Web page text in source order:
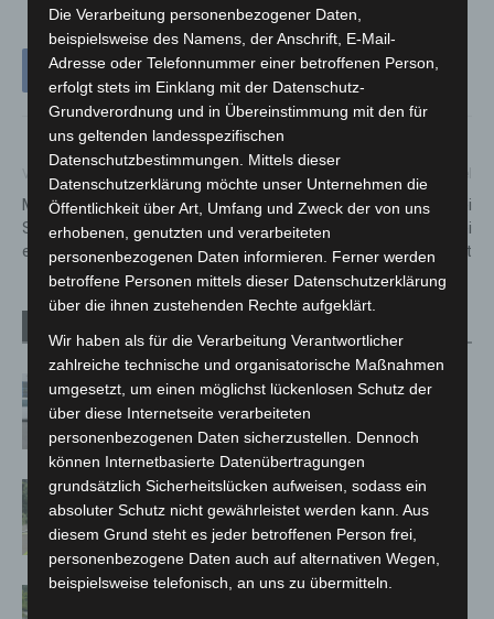
Maschinenperfusion für
Spendernieren an der MHH
erfolgreich etabliert
Steintor: Pfefferspray bei
Streit eingesetzt – Polizei
ermittelt
Niedersachsen: Feuerwehrkräfte
kehren nach Waldbrandeinsatz aus
Spanien zurück
Brand im „Haus der Begegnung“ in
Neuwarmbüchen schnell eingedämmt
Region Hannover: 21 neue
Die Verarbeitung personenbezogener Daten,
beispielsweise des Namens, der Anschrift, E-Mail-
Adresse oder Telefonnummer einer betroffenen Person,
erfolgt stets im Einklang mit der Datenschutz-
Grundverordnung und in Übereinstimmung mit den für
uns geltenden landesspezifischen
Datenschutzbestimmungen. Mittels dieser
Datenschutzerklärung möchte unser Unternehmen die
Öffentlichkeit über Art, Umfang und Zweck der von uns
erhobenen, genutzten und verarbeiteten
personenbezogenen Daten informieren. Ferner werden
betroffene Personen mittels dieser Datenschutzerklärung
über die ihnen zustehenden Rechte aufgeklärt.
Wir haben als für die Verarbeitung Verantwortlicher
zahlreiche technische und organisatorische Maßnahmen
umgesetzt, um einen möglichst lückenlosen Schutz der
über diese Internetseite verarbeiteten
personenbezogenen Daten sicherzustellen. Dennoch
können Internetbasierte Datenübertragungen
grundsätzlich Sicherheitslücken aufweisen, sodass ein
absoluter Schutz nicht gewährleistet werden kann. Aus
diesem Grund steht es jeder betroffenen Person frei,
personenbezogene Daten auch auf alternativen Wegen,
beispielsweise telefonisch, an uns zu übermitteln.